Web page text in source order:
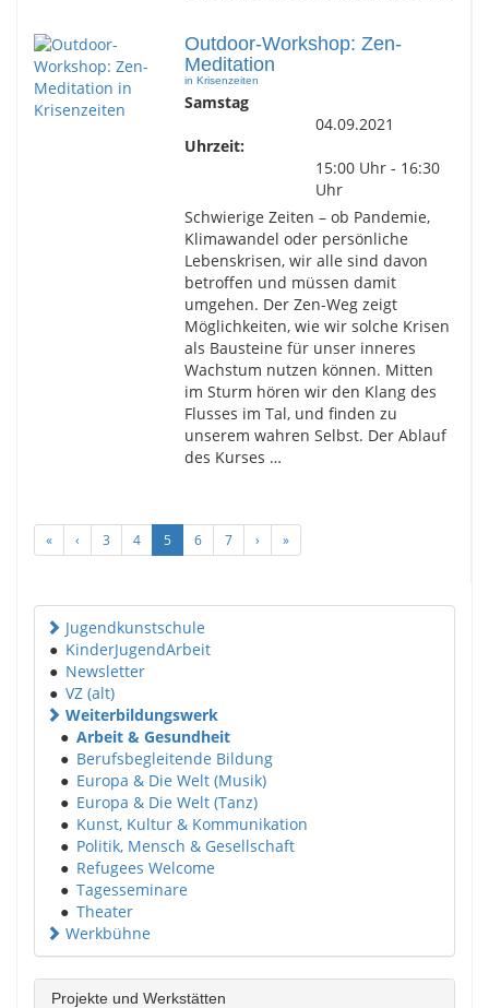
Outdoor-Workshop: Zen-
Meditation
in Krisenzeiten
Samstag
04.09.2021
Uhrzeit:
15:00 Uhr - 16:30
Uhr
Schwierige Zeiten – ob Pandemie,
Klimawandel oder persönliche
Lebenskrisen, wir alle sind davon
betroffen und müssen damit
umgehen. Der Zen-Weg zeigt
Möglichkeiten, wie wir solche Krisen
als Bausteine für unser inneres
Wachstum nutzen können. Mitten
im Sturm hören wir den Klang des
Flusses im Tal, und finden zu
unserem wahren Selbst. Der Ablauf
des Kurses …
« ‹ 3 4 5 6 7 › »
Jugendkunstschule
● KinderJugendArbeit
● Newsletter
● VZ (alt)
Weiterbildungswerk
● Arbeit & Gesundheit
● Berufsbegleitende Bildung
● Europa & Die Welt (Musik)
● Europa & Die Welt (Tanz)
● Kunst, Kultur & Kommunikation
● Politik, Mensch & Gesellschaft
● Refugees Welcome
● Tagesseminare
● Theater
Werkbühne
Projekte und Werkstätten